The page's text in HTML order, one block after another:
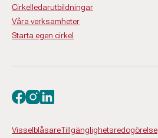
Cirkelledarutbildningar
Våra verksamheter
Starta egen cirkel
VisselblåsareTillgänglighetsredogörelse
Besök oss på facebook
Besök oss på instagram
Besök oss på linkedin